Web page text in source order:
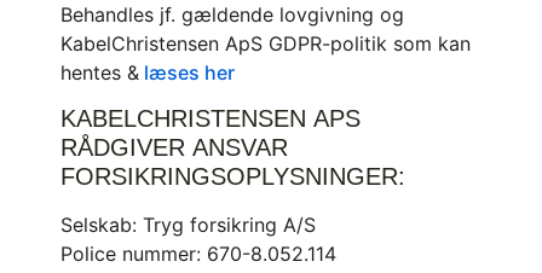
Behandles jf. gældende lovgivning og
KabelChristensen ApS GDPR-politik som kan
hentes & læses her
KABELCHRISTENSEN APS
RÅDGIVER ANSVAR
FORSIKRINGSOPLYSNINGER:
Selskab: Tryg forsikring A/S
Police nummer: 670-8.052.114